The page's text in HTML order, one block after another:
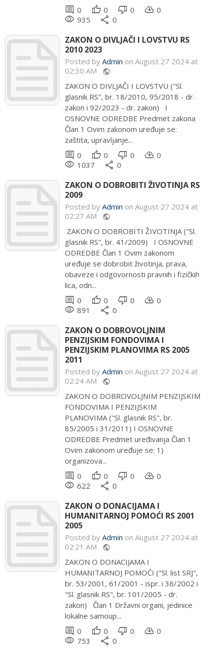
comment 0 thumb_up 0 thumb_down 0 cloud_download 0
remove_red_eye 935 share 0
ZAKON O DIVLJAČI I LOVSTVU RS
2010 2023
Posted by Admin on August 27 2024 at
02:30 AM public
ZAKON O DIVLJAČI I LOVSTVU ("Sl.
glasnik RS", br. 18/2010, 95/2018 - dr.
zakon i 92/2023 - dr. zakon) I
OSNOVNE ODREDBE Predmet zakona
Član 1 Ovim zakonom uređuje se:
zaštita, upravljanje...
comment 0 thumb_up 0 thumb_down 0 cloud_download 0
remove_red_eye 1037 share 0
ZAKON O DOBROBITI ŽIVOTINJA RS
2009
Posted by Admin on August 27 2024 at
02:27 AM public
ZAKON O DOBROBITI ŽIVOTINJA ("Sl.
glasnik RS", br. 41/2009) I OSNOVNE
ODREDBE Član 1 Ovim zakonom
uređuje se dobrobit životinja, prava,
obaveze i odgovornosti pravnih i fizičkih
lica, odn...
comment 0 thumb_up 0 thumb_down 0 cloud_download 0
remove_red_eye 891 share 0
ZAKON O DOBROVOLJNIM
PENZIJSKIM FONDOVIMA I
PENZIJSKIM PLANOVIMA RS 2005
2011
Posted by Admin on August 27 2024 at
02:24 AM public
ZAKON O DOBROVOLJNIM PENZIJSKIM
FONDOVIMA I PENZIJSKIM
PLANOVIMA ("Sl. glasnik RS", br.
85/2005 i 31/2011) I OSNOVNE
ODREDBE Predmet uređivanja Član 1
Ovim zakonom uređuje se: 1)
organizova...
comment 0 thumb_up 0 thumb_down 0 cloud_download 0
remove_red_eye 622 share 0
ZAKON O DONACIJAMA I
HUMANITARNOJ POMOĆI RS 2001
2005
Posted by Admin on August 27 2024 at
02:21 AM public
ZAKON O DONACIJAMA I
HUMANITARNOJ POMOĆI ("Sl. list SRJ",
br. 53/2001, 61/2001 - ispr. i 36/2002 i
"Sl. glasnik RS", br. 101/2005 - dr.
zakon) Član 1 Državni organi, jedinice
lokalne samoup...
comment 0 thumb_up 0 thumb_down 0 cloud_download 0
remove_red_eye 753 share 0